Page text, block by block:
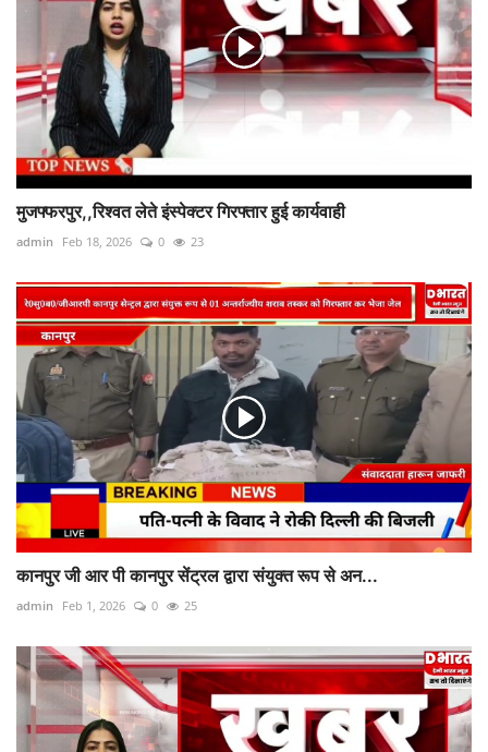
मुजफ्फरपुर,,रिश्वत लेते इंस्पेक्टर गिरफ्तार हुई कार्यवाही
admin Feb 18, 2026 0 23
कानपुर जी आर पी कानपुर सेंट्रल द्वारा संयुक्त रूप से अन...
admin Feb 1, 2026 0 25